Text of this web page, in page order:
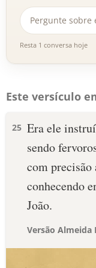
Resta 1 conversa hoje
Este versículo
25 Era ele
sendo
com precisão
conhecendo
João.
Versão Almeida